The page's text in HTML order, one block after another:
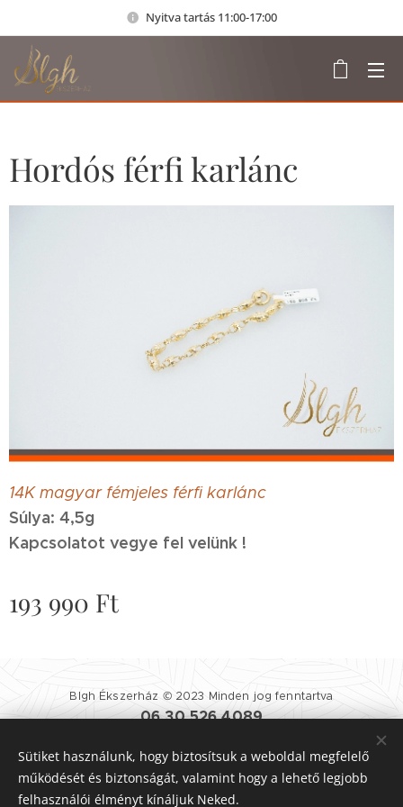
Nyitva tartás 11:00-17:00
Hordós férfi karlánc
14K magyar fémjeles férfi karlánc
Súlya: 4,5g
Kapcsolatot vegye fel velünk !
193 990 Ft
Blgh Ékszerház © 2023 Minden jog fenntartva
06 30 526 4089
Felhasználási Feltételek Adatvédelmi Szabályzat
Sütiket használunk, hogy biztosítsuk a weboldal megfelelő
működését és biztonságát, valamint hogy a lehető legjobb
felhasználói élményt kínáljuk Neked.